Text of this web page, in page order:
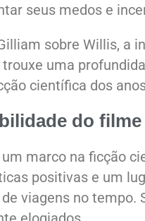
seus medos e
sobre Willis, a
uma
científica dos
do filme
marco na ficção
positivas e um
viagens no tempo.